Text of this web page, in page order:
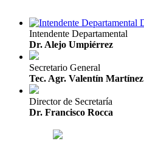
Intendente Departamental
Dr. Alejo Umpiérrez
Secretario General
Tec. Agr. Valentín Martínez
Director de Secretaría
Dr. Francisco Rocca